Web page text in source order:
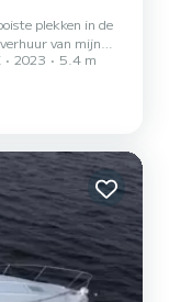
plekken in de
van mijn
krijgen tot
dag begint met
2023
5.4 m